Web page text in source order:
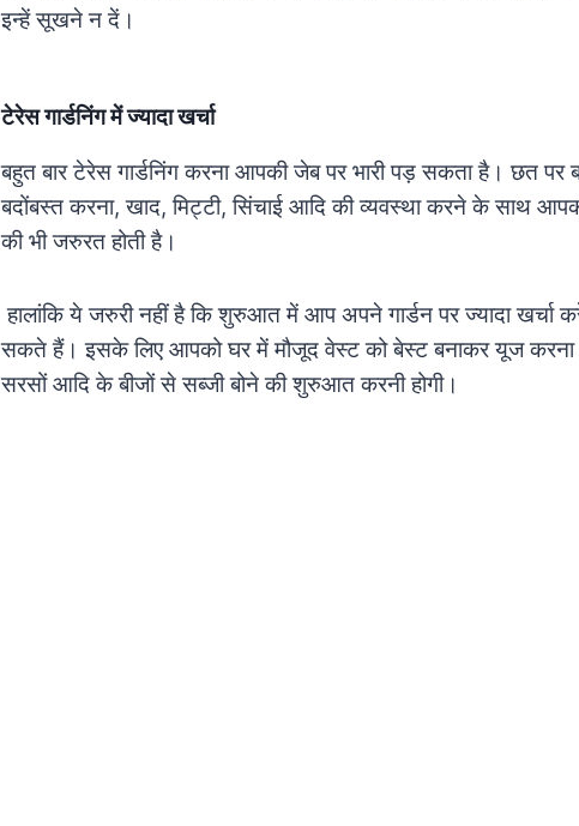
इन्हें सूखने न दें।
टेरेस गार्डनिंग में ज्यादा खर्चा
बहुत बार टेरेस गार्डनिंग करना आपकी जेब पर भारी पड़ सकता है। छत
बदोंबस्त करना, खाद, मिट्टी, सिंचाई आदि की व्यवस्था करने के साथ
की भी जरुरत होती है।
हालांकि ये जरुरी नहीं है कि शुरुआत में आप अपने गार्डन पर ज्यादा
सकते हैं। इसके लिए आपको घर में मौजूद वेस्ट को बेस्ट बनाकर यूज करना
सरसों आदि के बीजों से सब्जी बोने की शुरुआत करनी होगी।